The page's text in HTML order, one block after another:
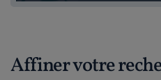
Affiner votre